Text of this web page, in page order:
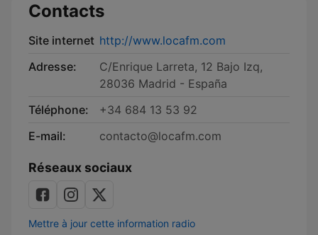
Contacts
Site internet http://www.locafm.com
Adresse:
C/Enrique Larreta, 12 Bajo Izq,
28036 Madrid - España
Téléphone:
+34 684 13 53 92
E-mail:
contacto@locafm.com
Réseaux sociaux
Mettre à jour cette information radio